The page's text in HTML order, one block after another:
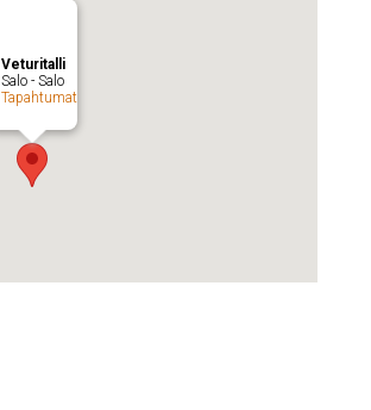
Veturitalli
Salo - Salo
Tapahtumat